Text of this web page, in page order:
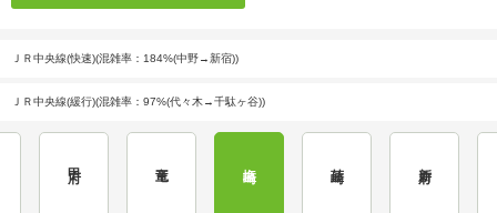
ＪＲ中央線(快速)(混雑率：184%(中野→新宿))
ＪＲ中央線(緩行)(混雑率：97%(代々木→千駄ヶ谷))